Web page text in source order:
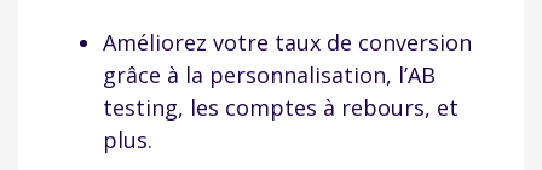
Améliorez votre taux de conversion
grâce à la personnalisation, l’AB
testing, les comptes à rebours, et
plus.